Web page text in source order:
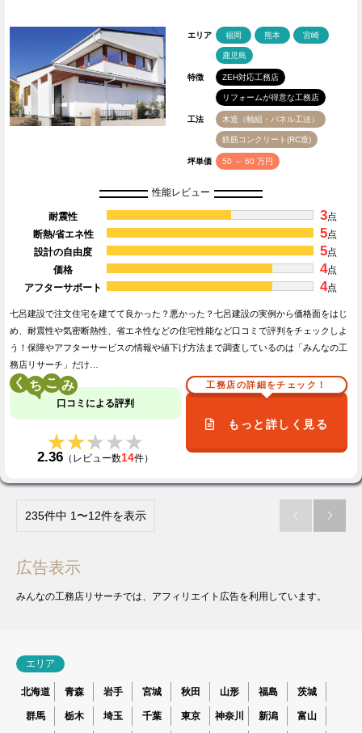
エリア 福岡 熊本 宮崎
鹿児島
特徴 ZEH対応工務店
リフォームが得意な工務店
工法 木造（軸組・パネル工法）
鉄筋コンクリート(RC造)
坪単価 50 ～ 60 万円
性能レビュー
耐震性 3点
断熱/省エネ性
5点
設計の自由度
5点
価格
4点
アフターサポート
4点
七呂建設で注文住宅を建てて良かった？悪かった？七呂建設の実例から価格面をはじ
め、耐震性や気密断熱性、省エネ性などの住宅性能など口コミで評判をチェックしよ
う！保障やアフターサービスの情報や値下げ方法まで調査しているのは「みんなの工
務店リサーチ」だけ…
く こ
口コミによる評判
★★★★★
★★★★★
2.36 （レビュー数14件）
工務店の詳細をチェック！
もっと詳しく見る
235件中 1〜12件を表示  
広告表示
みんなの工務店リサーチでは、アフィリエイト広告を利用しています。
エリア
北海道 青森 岩手 宮城 秋田 山形 福島 茨城
群馬 栃木 埼玉 千葉 東京 神奈川 新潟 富山